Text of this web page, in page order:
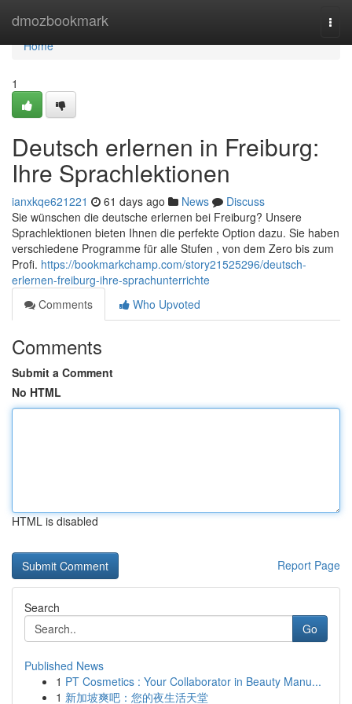
dmozbookmark
Home
Home
1
Deutsch erlernen in Freiburg:
Ihre Sprachlektionen
ianxkqe621221 61 days ago News
Discuss
Sie wünschen die deutsche erlernen bei Freiburg? Unsere
Sprachlektionen bieten Ihnen die perfekte Option dazu. Sie haben
verschiedene Programme für alle Stufen , von dem Zero bis zum
Profi. https://bookmarkchamp.com/story21525296/deutsch-
erlernen-freiburg-ihre-sprachunterrichte
Comments
Who Upvoted
Comments
Submit a Comment
No HTML
HTML is disabled
Report Page
Search
Go
Published News
1 PT Cosmetics : Your Collaborator in Beauty Manu...
1 新加坡爽吧：您的夜生活天堂